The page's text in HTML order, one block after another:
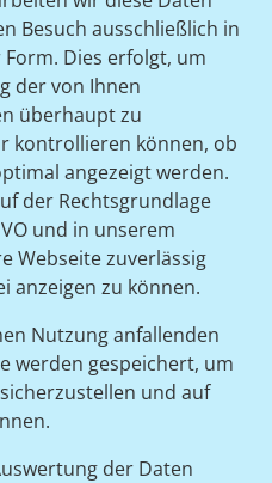
Besuch ausschließlich in
Dies erfolgt, um
der von Ihnen
überhaupt zu
kontrollieren können, ob
angezeigt werden.
der Rechtsgrundlage
und in unserem
Webseite zuverlässig
anzeigen zu können.
Nutzung anfallenden
werden gespeichert, um
und auf
der Daten